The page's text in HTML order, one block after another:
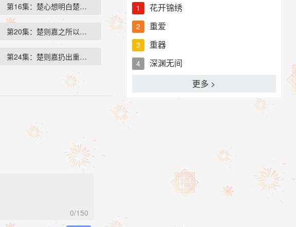
第16集：楚心想明白楚则安就是…
第20集：楚则嘉之所以诈死，是…
第24集：楚则嘉扔出重磅炸弹，…
0/150
1 花开锦绣
2 重爱
3 重器
4
深渊无间
更多 >